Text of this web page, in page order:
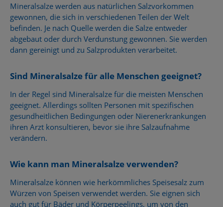
Mineralsalze werden aus natürlichen Salzvorkommen
gewonnen, die sich in verschiedenen Teilen der Welt
befinden. Je nach Quelle werden die Salze entweder
abgebaut oder durch Verdunstung gewonnen. Sie werden
dann gereinigt und zu Salzprodukten verarbeitet.
Sind Mineralsalze für alle Menschen geeignet?
In der Regel sind Mineralsalze für die meisten Menschen
geeignet. Allerdings sollten Personen mit spezifischen
gesundheitlichen Bedingungen oder Nierenerkrankungen
ihren Arzt konsultieren, bevor sie ihre Salzaufnahme
verändern.
Wie kann man Mineralsalze verwenden?
Mineralsalze können wie herkömmliches Speisesalz zum
Würzen von Speisen verwendet werden. Sie eignen sich
auch gut für Bäder und Körperpeelings, um von den